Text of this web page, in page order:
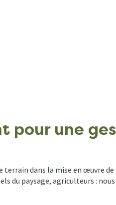
pour une
terrain dans la mise en
paysage, agriculteurs :